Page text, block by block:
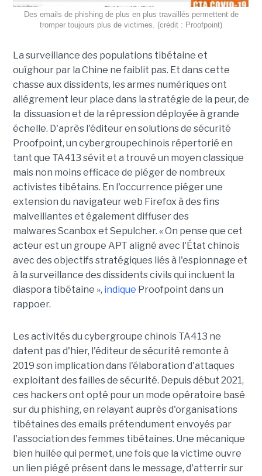
Des emails de phishing de plus en plus travaillés permettent de
tromper toujours plus de victimes. (crédit : Proofpoint)
La surveillance des populations tibétaine et
ouïghour par la Chine ne faiblit pas. Et dans cette
chasse aux dissidents, les armes numériques ont
allégrement leur place dans la stratégie de la peur, de
la dissuasion et de la répression déployée à grande
échelle. D'après l'éditeur en solutions de sécurité
Proofpoint, un cybergroupechinois répertorié en
tant que TA413 sévit et a trouvé un moyen classique
mais non moins efficace de piéger de nombreux
activistes tibétains. En l'occurrence piéger une
extension du navigateur web Firefox à des fins
malveillantes et également diffuser des
malwares Scanbox et Sepulcher. « On pense que cet
acteur est un groupe APT aligné avec l'État chinois
avec des objectifs stratégiques liés à l'espionnage et
à la surveillance des dissidents civils qui incluent la
diaspora tibétaine », indique Proofpoint dans un
rappoer.
Les activités du cybergroupe chinois TA413 ne
datent pas d'hier, l'éditeur de sécurité remonte à
2019 son implication dans l'élaboration d'attaques
exploitant des failles de sécurité. Depuis début 2021,
ces hackers ont opté pour un mode opératoire basé
sur du phishing, en relayant auprès d'organisations
tibétaines des emails prétendument envoyés par
l'association des femmes tibétaines. Une mécanique
bien huilée qui permet, une fois que la victime ouvre
un lien piégé présent dans le message, d'atterrir sur